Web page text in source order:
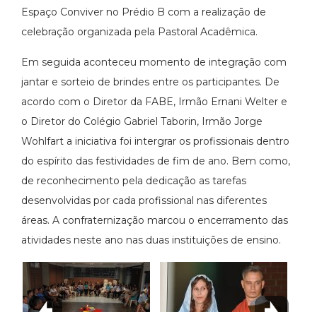
Espaço Conviver no Prédio B com a realização de
celebração organizada pela Pastoral Acadêmica.
Em seguida aconteceu momento de integração com
jantar e sorteio de brindes entre os participantes. De
acordo com o Diretor da FABE, Irmão Ernani Welter e
o Diretor do Colégio Gabriel Taborin, Irmão Jorge
Wohlfart a iniciativa foi intergrar os profissionais dentro
do espírito das festividades de fim de ano. Bem como,
de reconhecimento pela dedicação as tarefas
desenvolvidas por cada profissional nas diferentes
áreas. A confraternização marcou o encerramento das
atividades neste ano nas duas instituições de ensino.